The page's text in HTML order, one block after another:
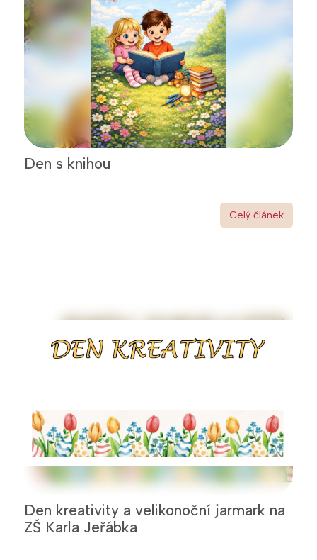
Den s knihou
Celý článek
Den kreativity a velikonoční jarmark na
ZŠ Karla Jeřábka